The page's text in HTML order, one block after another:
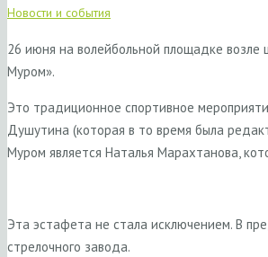
Новости и события
26 июня на волейбольной площадке возле
Муром».
Это традиционное спортивное
Душутина (которая в то время была
Муром является Наталья Марахтанова,
Эта эстафета не стала исключением. В
стрелочного завода.